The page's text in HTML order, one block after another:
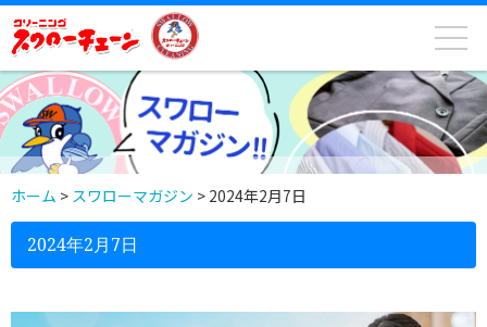
ホーム > スワローマガジン > 2024年2月7日
2024年2月7日